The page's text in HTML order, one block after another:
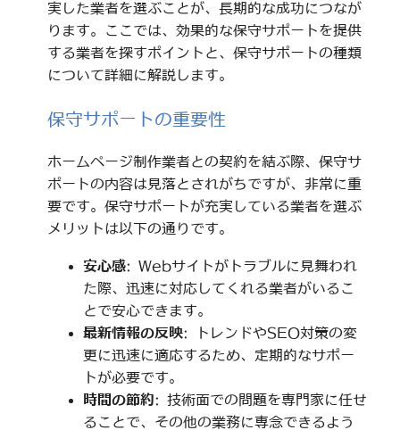
実した業者を選ぶことが、長期的な成功につなが
ります。ここでは、効果的な保守サポートを提供
する業者を探すポイントと、保守サポートの種類
について詳細に解説します。
保守サポートの重要性
ホームページ制作業者との契約を結ぶ際、保守サ
ポートの内容は見落とされがちですが、非常に重
要です。保守サポートが充実している業者を選ぶ
メリットは以下の通りです。
安心感: Webサイトがトラブルに見舞われ
た際、迅速に対応してくれる業者がいるこ
とで安心できます。
最新情報の反映: トレンドやSEO対策の変
更に迅速に適応するため、定期的なサポー
トが必要です。
時間の節約: 技術面での問題を専門家に任せ
ることで、その他の業務に専念できるよう